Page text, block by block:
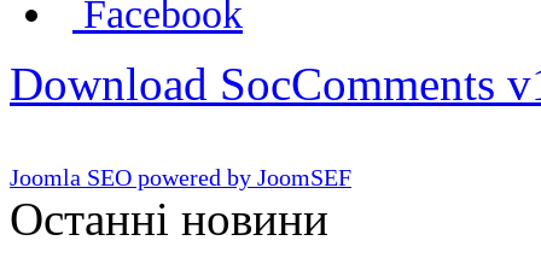
Facebook
Download SocComments
Joomla SEO powered by JoomSEF
Останні новини